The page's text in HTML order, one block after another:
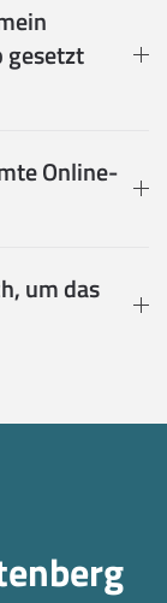
gesetzt
Online-
um das